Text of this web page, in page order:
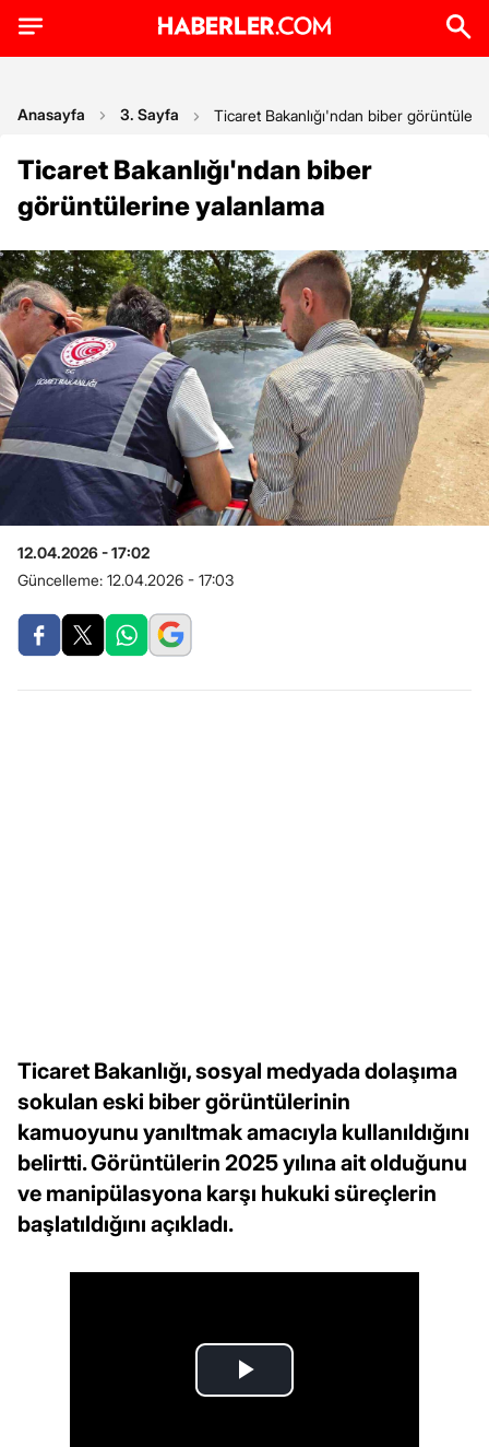
Anasayfa 3. Sayfa Ticaret Bakanlığı'ndan biber
Ticaret Bakanlığı'ndan biber
görüntülerine yalanlama
12.04.2026 - 17:02
Güncelleme: 12.04.2026 - 17:03
Ticaret Bakanlığı, sosyal medyada dolaşıma
sokulan eski biber görüntülerinin
kamuoyunu yanıltmak amacıyla kullanıldığını
belirtti. Görüntülerin 2025 yılına ait olduğunu
ve manipülasyona karşı hukuki süreçlerin
başlatıldığını açıkladı.